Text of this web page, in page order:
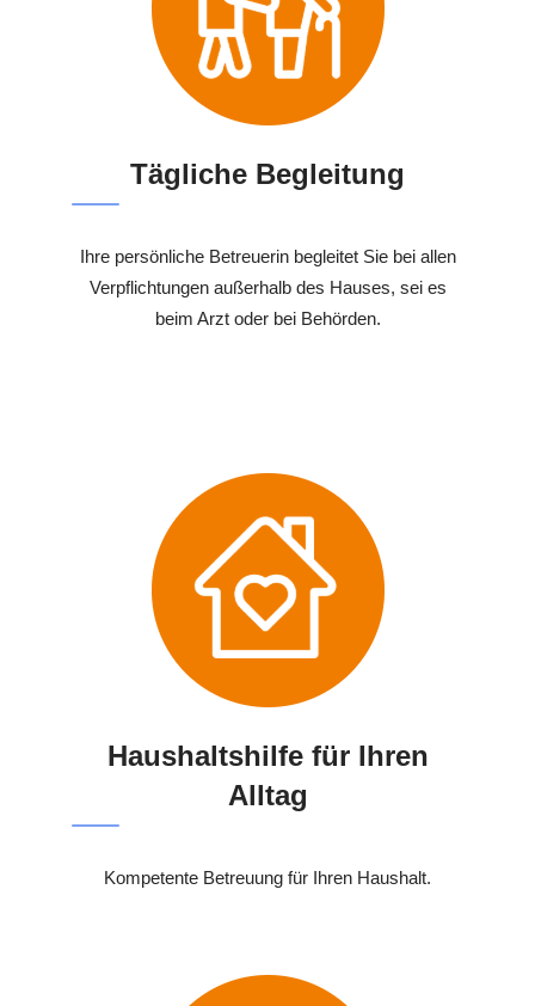
Tägliche Begleitung
Ihre persönliche Betreuerin begleitet Sie bei allen
Verpflichtungen außerhalb des Hauses, sei es
beim Arzt oder bei Behörden.
Haushaltshilfe für Ihren
Alltag
Kompetente Betreuung für Ihren Haushalt.